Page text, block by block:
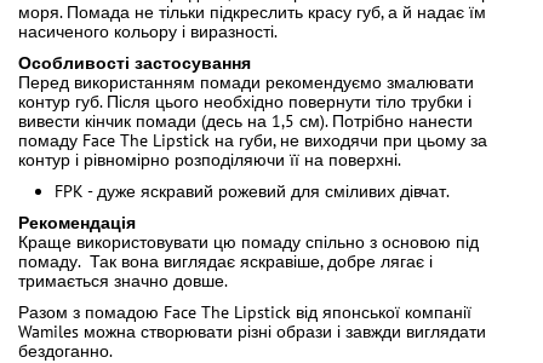
моря. Помада не тільки підкреслить красу губ, а й надає їм
насиченого кольору і виразності.
Особливості застосування
Перед використанням помади рекомендуємо змалювати
контур губ. Після цього необхідно повернути тіло трубки і
вивести кінчик помади (десь на 1,5 см). Потрібно нанести
помаду Face The Lipstick на губи, не виходячи при цьому за
контур і рівномірно розподіляючи її на поверхні.
FPK - дуже яскравий рожевий для сміливих дівчат.
Рекомендація
Краще використовувати цю помаду спільно з основою під
помаду. Так вона виглядає яскравіше, добре лягає і
тримається значно довше.
Разом з помадою Face The Lipstick від японської компанії
Wamiles можна створювати різні образи і завжди виглядати
бездоганно.